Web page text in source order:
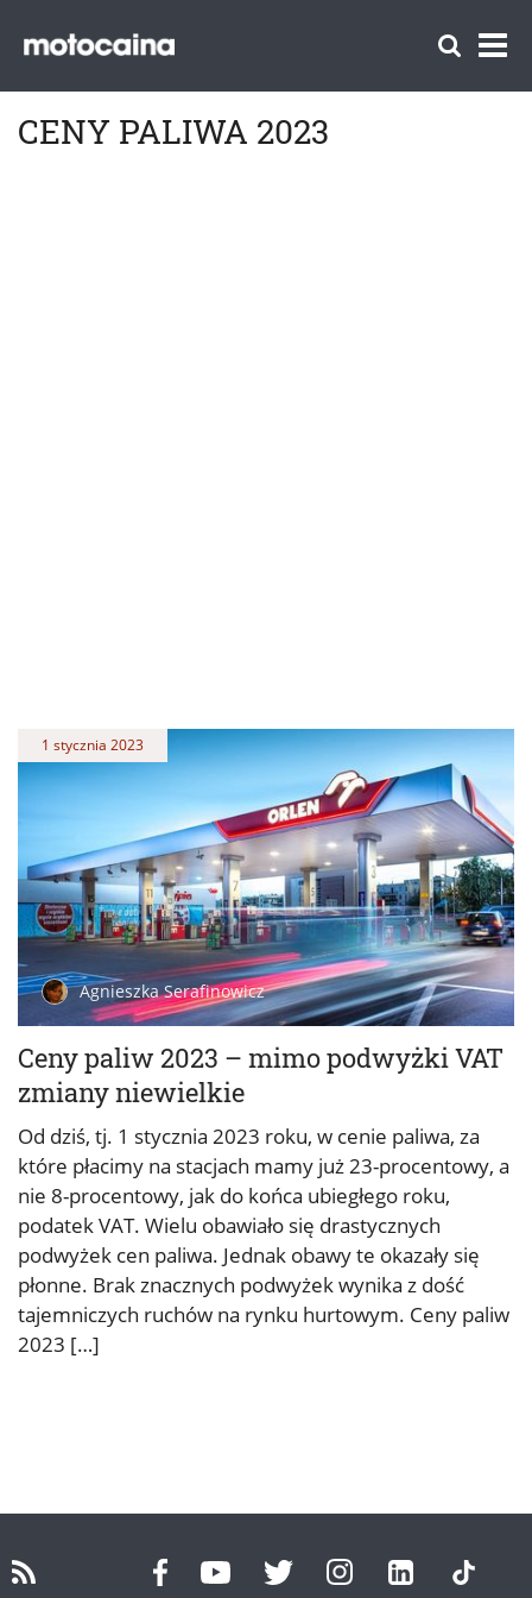
CENY PALIWA 2023
Ceny paliw 2023 – mimo podwyżki VAT
zmiany niewielkie
1 stycznia 2023
Agnieszka Serafinowicz
Od dziś, tj. 1 stycznia 2023 roku, w cenie paliwa, za
które płacimy na stacjach mamy już 23-procentowy, a
nie 8-procentowy, jak do końca ubiegłego roku,
podatek VAT. Wielu obawiało się drastycznych
podwyżek cen paliwa. Jednak obawy te okazały się
płonne. Brak znacznych podwyżek wynika z dość
tajemniczych ruchów na rynku hurtowym. Ceny paliw
2023 […]